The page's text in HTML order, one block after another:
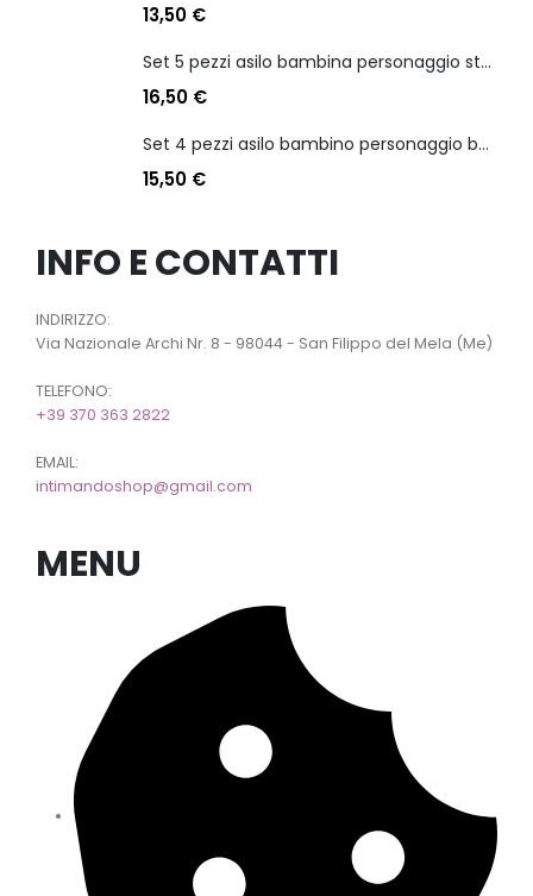
13,50 €
Set 5 pezzi asilo bambina personaggio stitch angel
16,50 €
Set 4 pezzi asilo bambino personaggio batman
15,50 €
INFO E CONTATTI
INDIRIZZO:
Via Nazionale Archi Nr. 8 - 98044 - San Filippo del Mela (Me)
TELEFONO:
+39 370 363 2822
EMAIL:
intimandoshop@gmail.com
MENU